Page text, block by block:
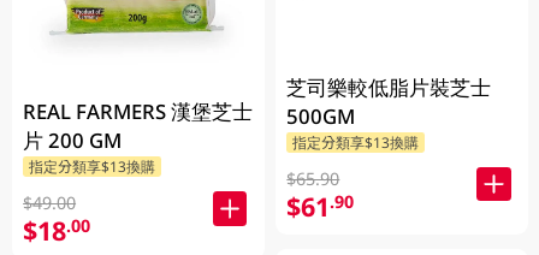
REAL FARMERS 漢堡芝士
片 200 GM
指定分類享$13換購
$49.00
$18.00
芝司樂較低脂片裝芝士
500GM
指定分類享$13換購
$65.90
$61.90